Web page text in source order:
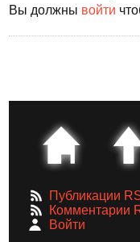
Вы должны войти
Публикации
Комментарии
Войти